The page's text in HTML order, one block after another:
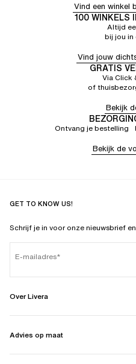
Vind een winkel
100 WINKELS
Altijd
bij jou in
Vind jouw
GRATIS
Via Click
of
Bekijk
Ontvang je bestelling
Bekijk de
GET TO KNOW US!
Schrijf je in voor onze nieuwsbrief
E-mailadres
Over Livera
Advies op maat